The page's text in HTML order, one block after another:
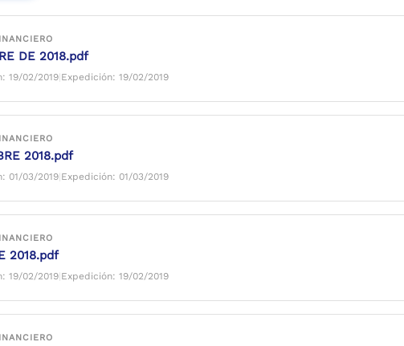
DE 2018.pdf
19/02/2019|Expedición: 19/02/2019
2018.pdf
01/03/2019|Expedición: 01/03/2019
2018.pdf
19/02/2019|Expedición: 19/02/2019